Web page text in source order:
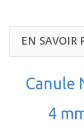
EN SAVOIR
Canule
4